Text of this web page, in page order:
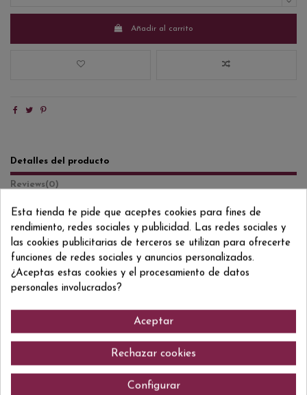
Añadir al carrito
Detalles del producto
Reviews(0)
Formato/Format 70 CL
Grado/Grau
ean13
Esta tienda te pide que aceptes cookies para fines de
rendimiento, redes sociales y publicidad. Las redes sociales y
las cookies publicitarias de terceros se utilizan para ofrecerte
funciones de redes sociales y anuncios personalizados.
¿Aceptas estas cookies y el procesamiento de datos
personales involucrados?
Aceptar
Rechazar cookies
Configurar